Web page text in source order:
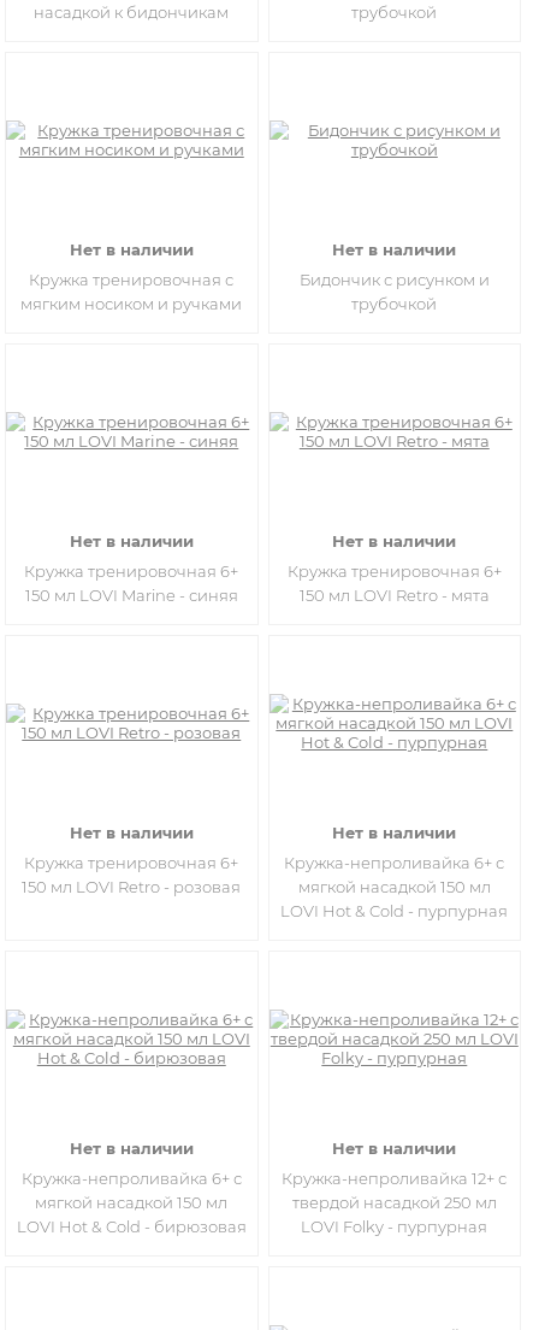
насадкой к бидончикам
трубочкой
Нет в наличии
Кружка тренировочная с
мягким носиком и ручками
Нет в наличии
Бидончик с рисунком и
трубочкой
Нет в наличии
Кружка тренировочная 6+
150 мл LOVI Marine - синяя
Нет в наличии
Кружка тренировочная 6+
150 мл LOVI Retro - мята
Нет в наличии
Кружка тренировочная 6+
150 мл LOVI Retro - розовая
Нет в наличии
Кружка-непроливайка 6+ с
мягкой насадкой 150 мл
LOVI Hot & Cold - пурпурная
Нет в наличии
Кружка-непроливайка 6+ с
мягкой насадкой 150 мл
LOVI Hot & Cold - бирюзовая
Нет в наличии
Кружка-непроливайка 12+ с
твердой насадкой 250 мл
LOVI Folky - пурпурная